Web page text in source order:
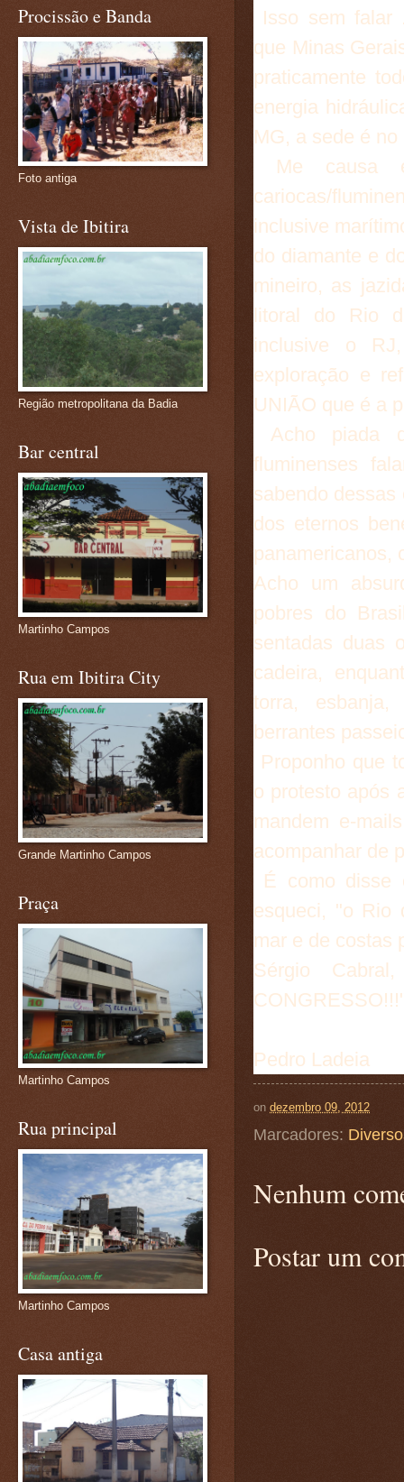
Isso sem falar
que Minas
praticamente
energia
MG, a sede é no
Me causa
cariocas/
inclusive
do diamante e
mineiro, as
litoral do Rio
inclusive o
exploração e
UNIÃO que é a
Acho piada
fluminenses
sabendo
dos eternos
panamericanos,
Acho um
pobres do
sentadas duas
cadeira,
torra,
berrantes
Proponho que
o protesto após
mandem e-
acompanhar de
É como disse
esqueci, "o Rio
mar e de costas
Sérgio
Pedro Ladeia
on dezembro 09, 2012
Marcadores:
Nenhum
Postar um
Procissão e Banda
Foto antiga
Vista de Ibitira
Região metropolitana da Badia
Bar central
Martinho Campos
Rua em Ibitira City
Grande Martinho Campos
Praça
Martinho Campos
Rua principal
Martinho Campos
Casa antiga